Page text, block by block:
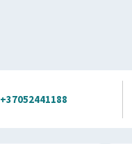
+37052441188